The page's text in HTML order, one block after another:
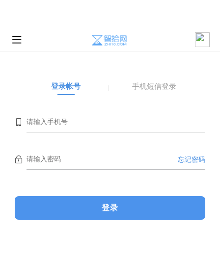
登录帐号 手机短信登录
忘记密码
登录